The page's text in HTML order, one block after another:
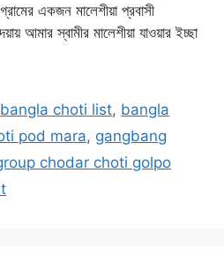
একজন মালেশীয়া প্রবাসী
আমার স্বামীর মালেশীয়া যাওয়ার ইচ্ছা
bangla choti list, bangla
pod mara, gangbang
chodar choti golpo